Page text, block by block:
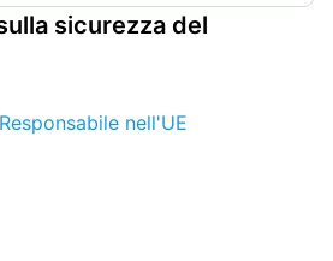
sicurezza del
nell'UE